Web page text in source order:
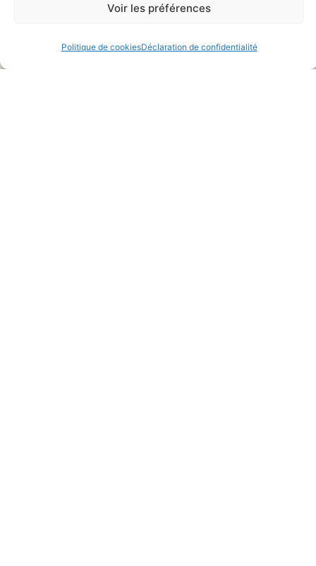
Voir les préférences
Politique de cookiesDéclaration de confidentialité